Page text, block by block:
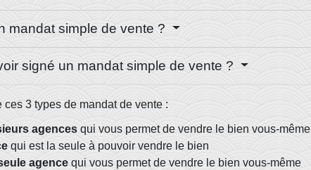
mandat simple de vente ?
signé un mandat simple de vente ?
3 types de mandat de vente :
agences qui vous permet de vendre le bien vous-même
qui est la seule à pouvoir vendre le bien
agence qui vous permet de vendre le bien vous-même